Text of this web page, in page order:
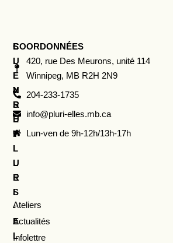
COORDONNÉES
420, rue Des Meurons, unité 114
Winnipeg, MB R2H 2N9
204-233-1735
info@pluri-elles.mb.ca
Lun-ven de 9h-12h/13h-17h
L
I
E
N
S
U
T
I
L
E
S
Ateliers
Actualités
Infolettre
S
U
I
V
R
E
P
L
U
R
I
-
E
L